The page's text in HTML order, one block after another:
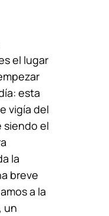
el lugar
esta
vigía del
siendo el
la
breve
a la
un